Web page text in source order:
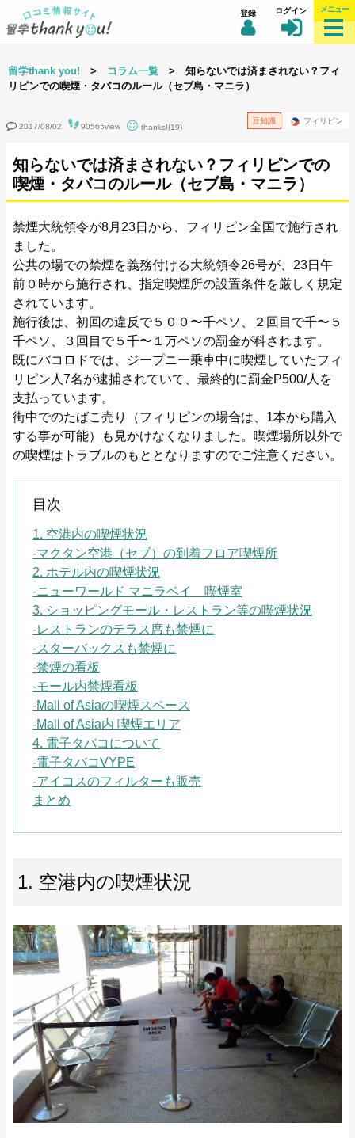
登録 ログイン メニュー
留学thank you! > コラム一覧 > 知らないでは済まされない？フィ
リピンでの喫煙・タバコのルール（セブ島・マニラ）
2017/08/02 90565view thanks!(19)
フィリピン
豆知識
知らないでは済まされない？フィリピンでの
喫煙・タバコのルール（セブ島・マニラ）
禁煙大統領令が8月23日から、フィリピン全国で施行され
ました。
公共の場での禁煙を義務付ける大統領令26号が、23日午
前０時から施行され、指定喫煙所の設置条件を厳しく規定
されています。
施行後は、初回の違反で５００〜千ペソ、２回目で千〜５
千ペソ、３回目で５千〜１万ペソの罰金が科されます。
既にバコロドでは、ジープニー乗車中に喫煙していたフィ
リピン人7名が逮捕されていて、最終的に罰金P500/人を
支払っています。
街中でのたばこ売り（フィリピンの場合は、1本から購入
する事が可能）も見かけなくなりました。喫煙場所以外で
の喫煙はトラブルのもととなりますのでご注意ください。
目次
1. 空港内の喫煙状況
-マクタン空港（セブ）の到着フロア喫煙所
2. ホテル内の喫煙状況
-ニューワールド マニラベイ 喫煙室
3. ショッピングモール・レストラン等の喫煙状況
-レストランのテラス席も禁煙に
-スターバックスも禁煙に
-禁煙の看板
-モール内禁煙看板
-Mall of Asiaの喫煙スペース
-Mall of Asia内 喫煙エリア
4. 電子タバコについて
-電子タバコVYPE
-アイコスのフィルターも販売
まとめ
1. 空港内の喫煙状況